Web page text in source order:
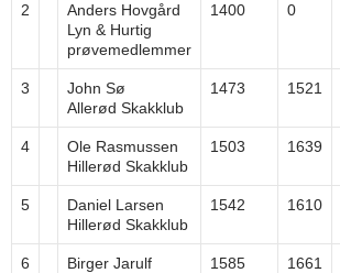
2
Anders Hovgård
Lyn & Hurtig
prøvemedlemmer
1400 0
3
John Sø
Allerød Skakklub
1473 1521
4
Ole Rasmussen
Hillerød Skakklub
1503 1639
5
Daniel Larsen
Hillerød Skakklub
1542 1610
6
Birger Jarulf
1585 1661